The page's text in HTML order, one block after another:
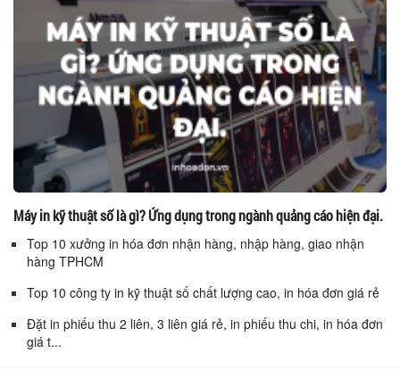
Máy in kỹ thuật số là gì? Ứng dụng trong ngành quảng cáo hiện đại.
Top 10 xưởng in hóa đơn nhận hàng, nhập hàng, giao nhận
hàng TPHCM
Top 10 công ty in kỹ thuật số chất lượng cao, in hóa đơn giá rẻ
Đặt in phiếu thu 2 liên, 3 liên giá rẻ, in phiếu thu chi, in hóa đơn
giá t...